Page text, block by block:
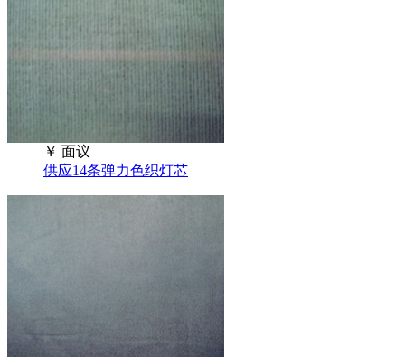
￥ 面议
供应14条弹力色织灯芯